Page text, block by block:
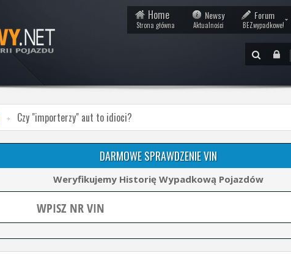
Home
Strona główna
Newsy
Aktualności
Forum
BEZwypadkowe!
|
Czy "importerzy" aut to idioci?
DARMOWE SPRAWDZENIE VIN
Weryfikujemy Historię Wypadkową Pojazdów